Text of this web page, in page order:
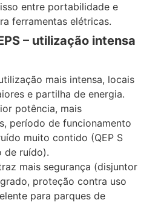
entre portabilidade e
ferramentas elétricas.
– utilização intensa
mais intensa, locais
e partilha de energia.
potência, mais
período de funcionamento
muito contido (QEP S
de ruído).
mais segurança (disjuntor
proteção contra uso
para parques de